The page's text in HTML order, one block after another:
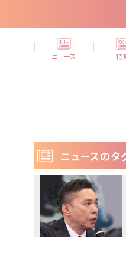
ニュース 特
ニュースのタ